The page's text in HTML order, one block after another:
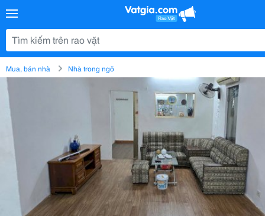
Mua, bán nhà Nhà trong ngõ